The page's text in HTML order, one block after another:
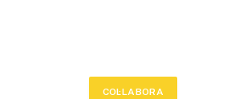
COL·LABORA